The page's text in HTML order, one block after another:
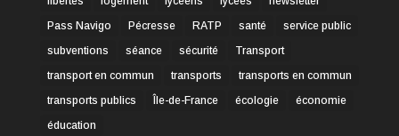
Pass Navigo
Pécresse RATP santé
service public
subventions
séance sécurité
Transport
transport en commun
transports
transports en commun
transports publics
Île-de-France écologie
économie
éducation